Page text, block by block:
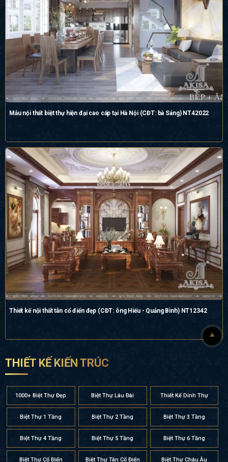
Mẫu nội thất biệt thự hiện đại cao cấp tại Hà Nội (CĐT: bà Sáng) NT42022
Thiết kế nội thất tân cổ điển đẹp (CĐT: ông Hiếu - Quảng Bình) NT12342
THIẾT KẾ KIẾN TRÚC
1000+ Biệt Thự Đẹp Biệt Thự Lâu Đài Thiết Kế Dinh Thự
Biệt Thự 1 Tầng Biệt Thự 2 Tầng Biệt Thự 3 Tầng
Biệt Thự 4 Tầng Biệt Thự 5 Tầng Biệt Thự 6 Tầng
Biệt Thự Cổ Điển Biệt Thự Tân Cổ Điển Biệt Thự Châu Âu